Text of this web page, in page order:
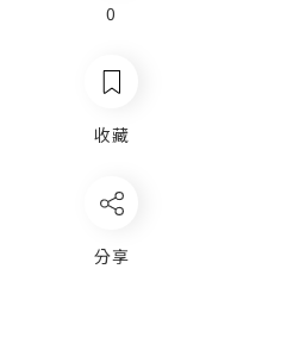
0
收藏
分享